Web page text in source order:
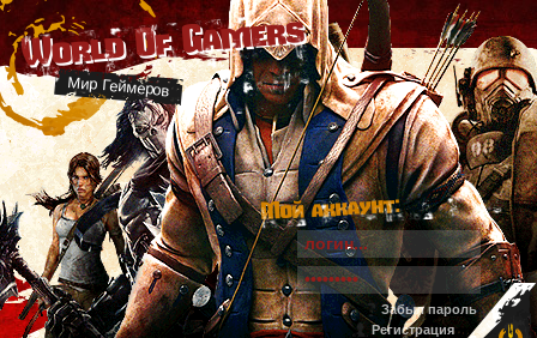
World Of Gamers
Мир Геймеров
Мой аккаунт:
Забыл пароль
Регистрация